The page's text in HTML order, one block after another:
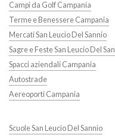
Campi da Golf Campania
Terme e Benessere Campania
Mercati San Leucio Del Sannio
Sagre e Feste San Leucio Del
Spacci aziendali Campania
Autostrade
Aereoporti Campania
Scuole San Leucio Del Sannio